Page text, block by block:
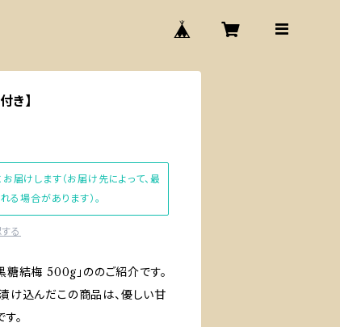
】
けします（お届け先によって、最
場合があります）。
る
結梅 500g」ののご紹介です。
け込んだこの商品は、優しい甘
。